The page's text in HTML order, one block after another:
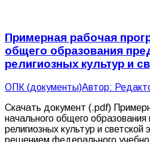
Примерная рабочая
общего образования
религиозных культур и
ОПК (документы)Автор:
Скачать документ (.pdf)
начального общего
религиозных культур и светской
решением федерального